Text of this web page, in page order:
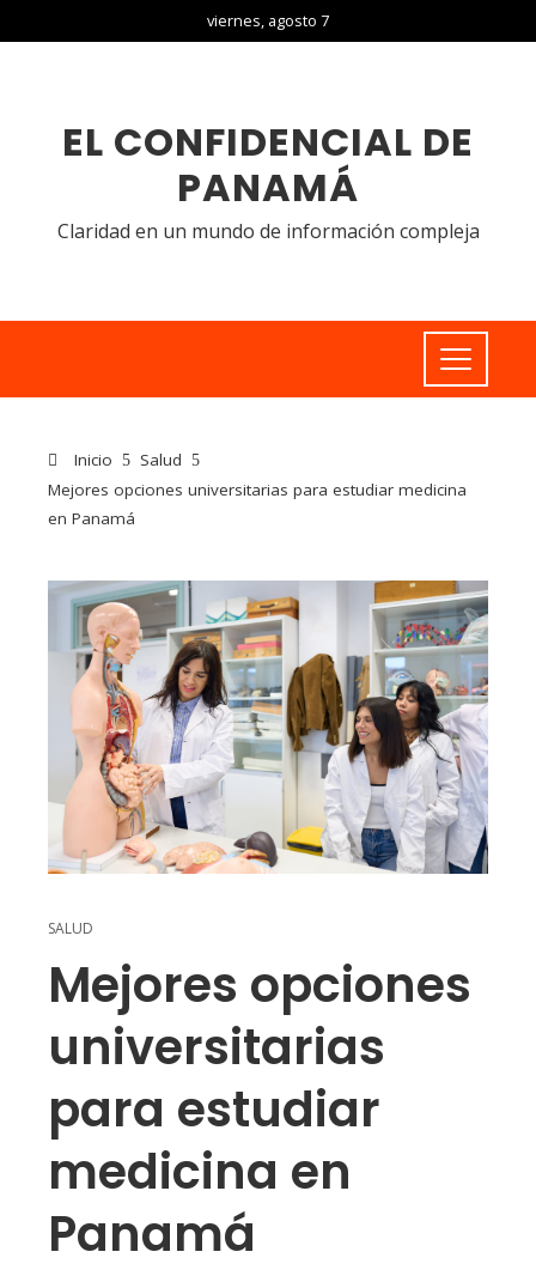
viernes, agosto 7
EL CONFIDENCIAL DE
PANAMÁ
Claridad en un mundo de información compleja
Inicio
Salud
Mejores opciones universitarias para estudiar medicina
en Panamá
SALUD
Mejores opciones
universitarias
para estudiar
medicina en
Panamá